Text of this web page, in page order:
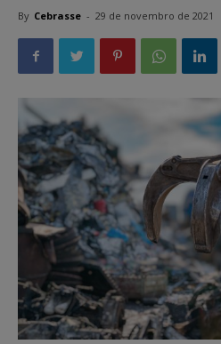
By Cebrasse - 29 de novembro de 2021